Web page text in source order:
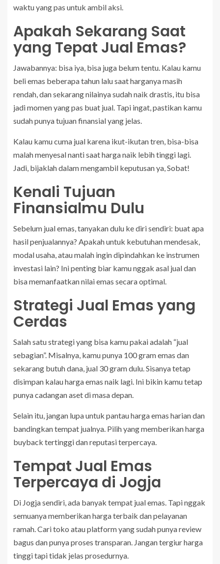
waktu yang pas untuk ambil aksi.
Apakah Sekarang Saat
yang Tepat Jual Emas?
Jawabannya: bisa iya, bisa juga belum tentu. Kalau kamu
beli emas beberapa tahun lalu saat harganya masih
rendah, dan sekarang nilainya sudah naik drastis, itu bisa
jadi momen yang pas buat jual. Tapi ingat, pastikan kamu
sudah punya tujuan finansial yang jelas.
Kalau kamu cuma jual karena ikut-ikutan tren, bisa-bisa
malah menyesal nanti saat harga naik lebih tinggi lagi.
Jadi, bijaklah dalam mengambil keputusan ya, Sobat!
Kenali Tujuan
Finansialmu Dulu
Sebelum jual emas, tanyakan dulu ke diri sendiri: buat apa
hasil penjualannya? Apakah untuk kebutuhan mendesak,
modal usaha, atau malah ingin dipindahkan ke instrumen
investasi lain? Ini penting biar kamu nggak asal jual dan
bisa memanfaatkan nilai emas secara optimal.
Strategi Jual Emas yang
Cerdas
Salah satu strategi yang bisa kamu pakai adalah “jual
sebagian”. Misalnya, kamu punya 100 gram emas dan
sekarang butuh dana, jual 30 gram dulu. Sisanya tetap
disimpan kalau harga emas naik lagi. Ini bikin kamu tetap
punya cadangan aset di masa depan.
Selain itu, jangan lupa untuk pantau harga emas harian dan
bandingkan tempat jualnya. Pilih yang memberikan harga
buyback tertinggi dan reputasi terpercaya.
Tempat Jual Emas
Terpercaya di Jogja
Di Jogja sendiri, ada banyak tempat jual emas. Tapi nggak
semuanya memberikan harga terbaik dan pelayanan
ramah. Cari toko atau platform yang sudah punya review
bagus dan punya proses transparan. Jangan tergiur harga
tinggi tapi tidak jelas prosedurnya.